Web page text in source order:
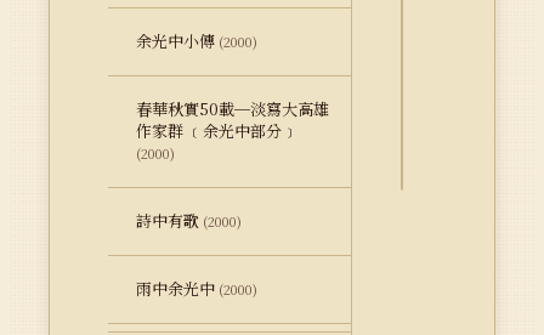
余光中小傳 (2000)
春華秋實50載─淡寫大高雄
作家群 ﹝余光中部分﹞
(2000)
詩中有歌 (2000)
雨中余光中 (2000)